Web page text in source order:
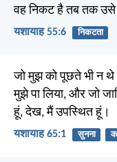
वह निकट है तब तक उसे
यशायाह 55:6 निकटता
जो मुझ को पूछते भी न थे
मुझे पा लिया, और जो
हूं, देख, मैं उपस्थित हूं।
यशायाह 65:1 सुनना